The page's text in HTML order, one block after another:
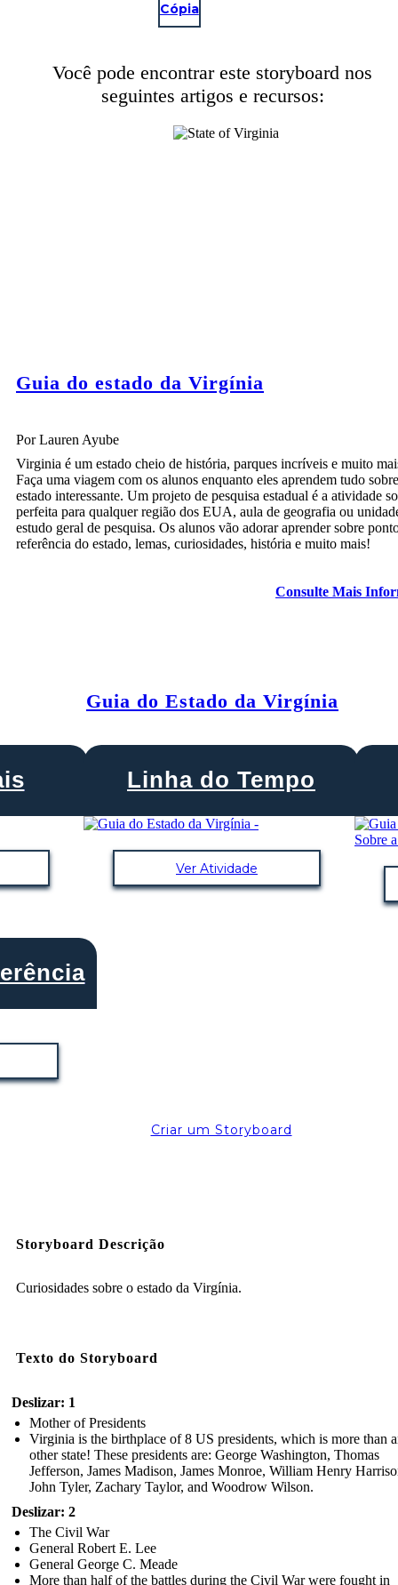
Cópia
Você pode encontrar este storyboard nos
seguintes artigos e recursos:
Guia do estado da Virgínia
Por Lauren Ayube
Virginia é um estado cheio de história, parques incríveis e muito
Faça uma viagem com os alunos enquanto eles aprendem tudo
estado interessante. Um projeto de pesquisa estadual é a atividade
perfeita para qualquer região dos EUA, aula de geografia ou
estudo geral de pesquisa. Os alunos vão adorar aprender sobre
referência do estado, lemas, curiosidades, história e muito mais!
Consulte Mais
Guia do Estado da Virgínia
Linha do Tempo
Ver Atividade
Criar um Storyboard
Storyboard Descrição
Curiosidades sobre o estado da Virgínia.
Texto do Storyboard
Deslizar: 1
Mother of Presidents
Virginia is the birthplace of 8 US presidents, which is more than
other state! These presidents are: George Washington, Thomas
Jefferson, James Madison, James Monroe, William Henry
John Tyler, Zachary Taylor, and Woodrow Wilson.
Deslizar: 2
The Civil War
General Robert E. Lee
General George C. Meade
More than half of the battles during the Civil War were fought in